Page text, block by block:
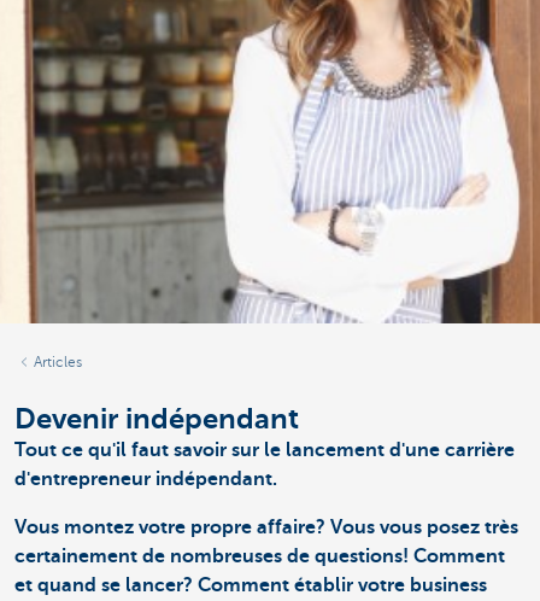
Articles
Devenir indépendant
Tout ce qu'il faut savoir sur le lancement d'une carrière
d'entrepreneur indépendant.
Vous montez votre propre affaire? Vous vous posez très
certainement de nombreuses de questions! Comment
et quand se lancer? Comment établir votre business